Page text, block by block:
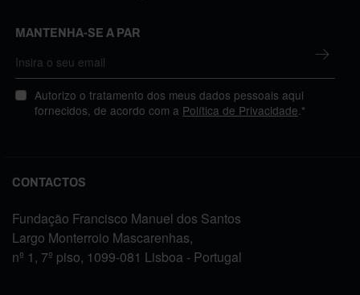
MANTENHA-SE A PAR
Autorizo o tratamento dos meus dados pessoais aqui
fornecidos, de acordo com a Política de Privacidade.*
CONTACTOS
Fundação Francisco Manuel dos Santos
Largo Monterroio Mascarenhas,
nº 1, 7º piso, 1099-081 Lisboa - Portugal